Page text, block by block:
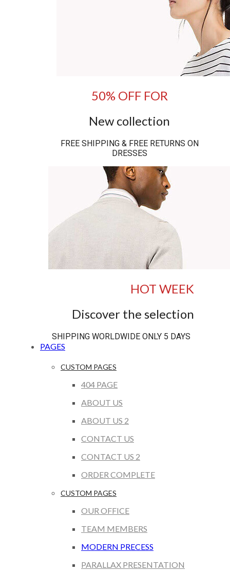
50% OFF FOR
New collection
FREE SHIPPING & FREE RETURNS ON
DRESSES
HOT WEEK
Discover the selection
SHIPPING WORLDWIDE ONLY 5 DAYS
PAGES
CUSTOM PAGES
404 PAGE
ABOUT US
ABOUT US 2
CONTACT US
CONTACT US 2
ORDER COMPLETE
CUSTOM PAGES
OUR OFFICE
TEAM MEMBERS
MODERN PRECESS
PARALLAX PRESENTATION